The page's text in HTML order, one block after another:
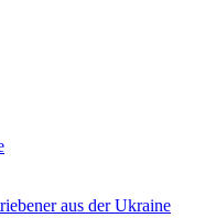
aus der Ukraine